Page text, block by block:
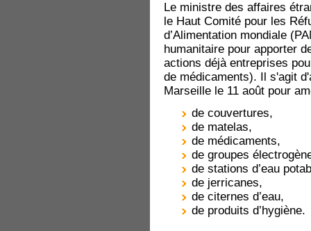
Le ministre des affaires
le Haut Comité pour les
d’Alimentation mondiale
humanitaire pour apporter
actions déjà entreprises
de médicaments). Il s'agit
Marseille le 11 août pour
de couvertures,
de matelas,
de médicaments,
de groupes
de stations d’eau
de jerricanes,
de citernes d’eau,
de produits d’hygiène.